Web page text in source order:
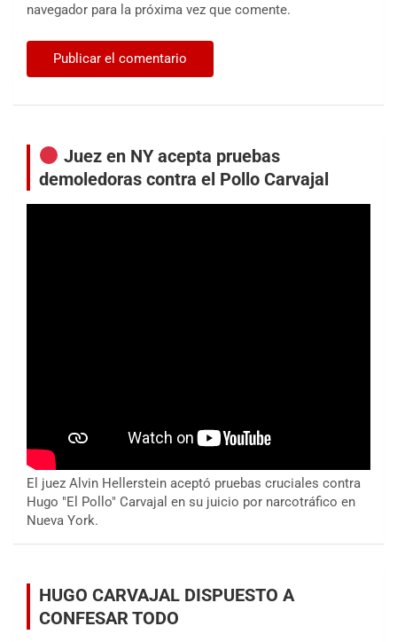
navegador para la próxima vez que comente.
Juez en NY acepta pruebas
demoledoras contra el Pollo Carvajal
El juez Alvin Hellerstein aceptó pruebas cruciales contra
Hugo "El Pollo" Carvajal en su juicio por narcotráfico en
Nueva York.
HUGO CARVAJAL DISPUESTO A
CONFESAR TODO